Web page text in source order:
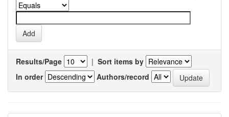
Results/Page | Sort items by
In order
Authors/record